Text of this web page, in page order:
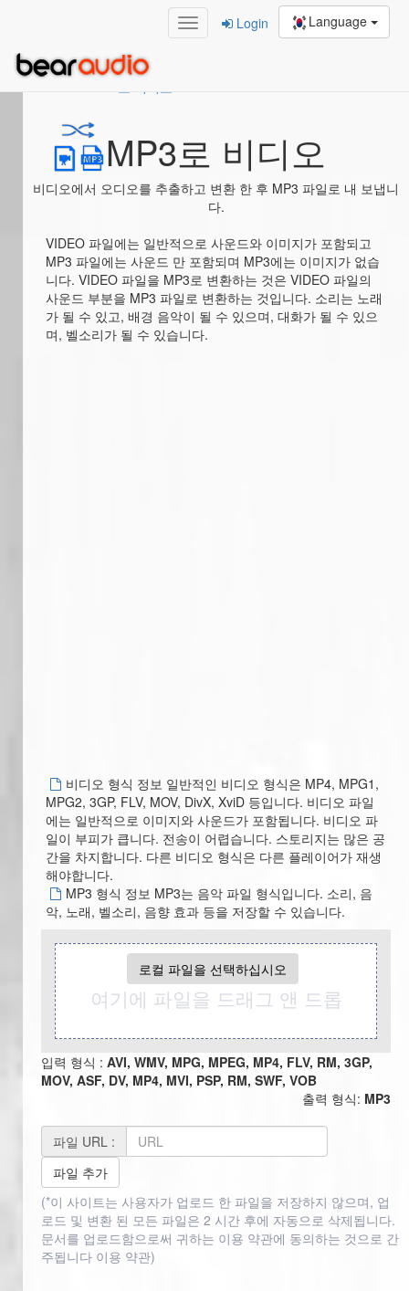
Language
Login
MP3로 비디오
비디오에서 오디오를 추출하고 변환 한 후 MP3 파일로 내 보냅니
다.
VIDEO 파일에는 일반적으로 사운드와 이미지가 포함되고
MP3 파일에는 사운드 만 포함되며 MP3에는 이미지가 없습
니다. VIDEO 파일을 MP3로 변환하는 것은 VIDEO 파일의
사운드 부분을 MP3 파일로 변환하는 것입니다. 소리는 노래
가 될 수 있고, 배경 음악이 될 수 있으며, 대화가 될 수 있으
며, 벨소리가 될 수 있습니다.
비디오 형식 정보 일반적인 비디오 형식은 MP4, MPG1,
MPG2, 3GP, FLV, MOV, DivX, XviD 등입니다. 비디오 파일
에는 일반적으로 이미지와 사운드가 포함됩니다. 비디오 파
일이 부피가 큽니다. 전송이 어렵습니다. 스토리지는 많은 공
간을 차지합니다. 다른 비디오 형식은 다른 플레이어가 재생
해야합니다.
MP3 형식 정보 MP3는 음악 파일 형식입니다. 소리, 음
악, 노래, 벨소리, 음향 효과 등을 저장할 수 있습니다.
로컬 파일을 선택하십시오
여기에 파일을 드래그 앤 드롭
입력 형식 : AVI, WMV, MPG, MPEG, MP4, FLV, RM, 3GP,
MOV, ASF, DV, MP4, MVI, PSP, RM, SWF, VOB
출력 형식: MP3
파일 URL :
파일 추가
(*이 사이트는 사용자가 업로드 한 파일을 저장하지 않으며, 업
로드 및 변환 된 모든 파일은 2 시간 후에 자동으로 삭제됩니다.
문서를 업로드함으로써 귀하는 이용 약관에 동의하는 것으로 간
주됩니다 이용 약관)